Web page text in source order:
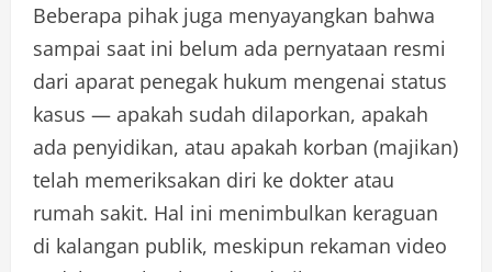
Beberapa pihak juga menyayangkan bahwa
sampai saat ini belum ada pernyataan resmi
dari aparat penegak hukum mengenai status
kasus — apakah sudah dilaporkan, apakah
ada penyidikan, atau apakah korban (majikan)
telah memeriksakan diri ke dokter atau
rumah sakit. Hal ini menimbulkan keraguan
di kalangan publik, meskipun rekaman video